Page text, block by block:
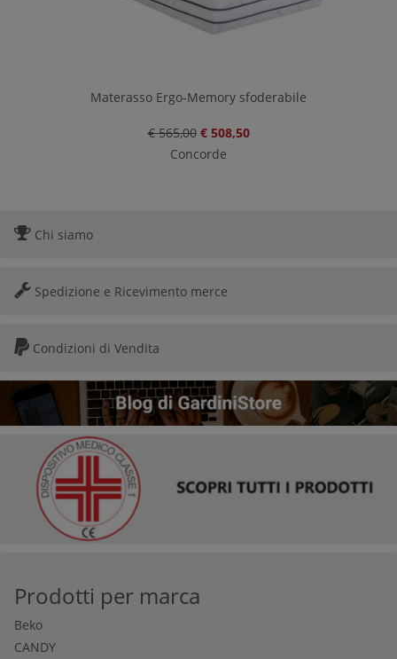
Materasso Ergo-Memory sfoderabile
€ 565,00 € 508,50
Concorde
Chi siamo
Spedizione e Ricevimento merce
Condizioni di Vendita
Prodotti per marca
Beko
CANDY